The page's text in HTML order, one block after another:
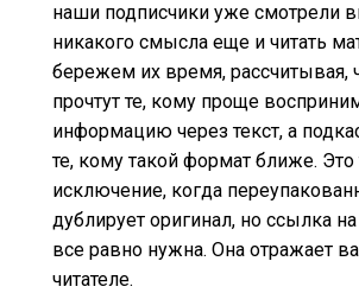
наши подписчики уже смотрели
никакого смысла еще и читать
бережем их время, рассчитывая,
прочтут те, кому проще
информацию через текст, а
те, кому такой формат ближе. Это
исключение, когда
дублирует оригинал, но ссылка
все равно нужна. Она отражает
читателе.